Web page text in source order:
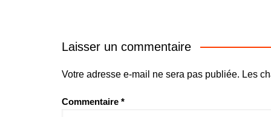
Laisser un commentaire
Votre adresse e-mail ne sera pas publiée. Les
Commentaire *